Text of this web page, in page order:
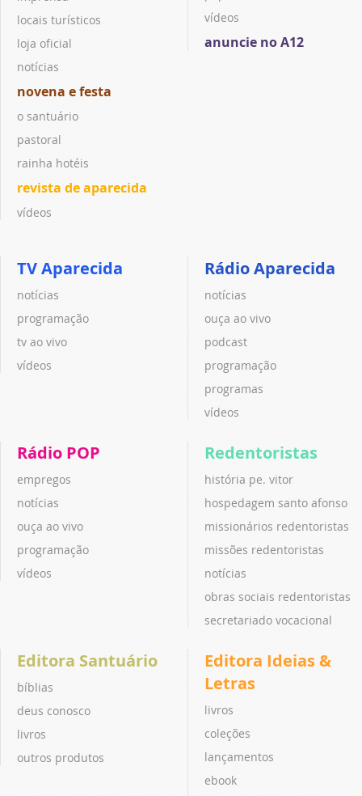
locais turísticos
loja oficial
notícias
novena e festa
o santuário
pastoral
rainha hotéis
revista de aparecida
vídeos
vídeos
anuncie no A12
TV Aparecida
notícias
programação
tv ao vivo
vídeos
Rádio Aparecida
notícias
ouça ao vivo
podcast
programação
programas
vídeos
Rádio POP
empregos
notícias
ouça ao vivo
programação
vídeos
Redentoristas
história pe. vitor
hospedagem santo afonso
missionários redentoristas
missões redentoristas
notícias
obras sociais redentoristas
secretariado vocacional
Editora Santuário
bíblias
deus conosco
livros
outros produtos
Editora Ideias &
Letras
livros
coleções
lançamentos
ebook